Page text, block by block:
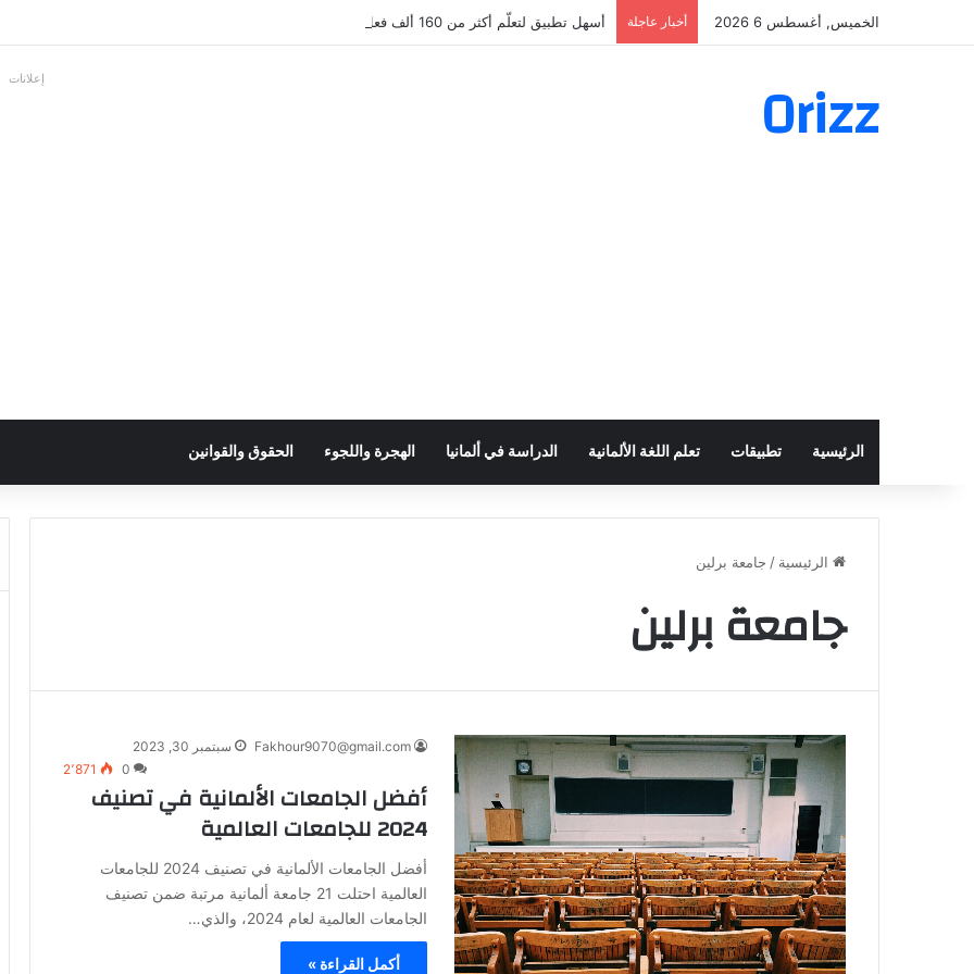
الخميس, أغسطس 6 2026 أخبار عاجلة أسهل تطبيق لتعلّم أكثر من 160 ألف فعل بالألمانية
Orizz إعلانات
الرئيسية تطبيقات تعلم اللغة الألمانية الدراسة في ألمانيا الهجرة واللجوء الحقوق والقوانين
الرئيسية / جامعة برلين
جامعة برلين
Fakhour9070@gmail.com
سبتمبر 30, 2023
0
2٬871
أفضل الجامعات الألمانية في تصنيف
2024 للجامعات العالمية
أفضل الجامعات الألمانية في تصنيف 2024 للجامعات
العالمية احتلت 21 جامعة ألمانية مرتبة ضمن تصنيف
الجامعات العالمية لعام 2024، والذي…
أكمل القراءة »